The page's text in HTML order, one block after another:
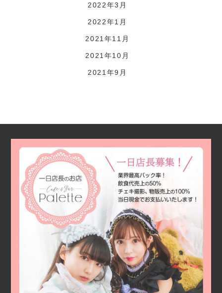
2022年3月
2022年1月
2021年11月
2021年10月
2021年9月